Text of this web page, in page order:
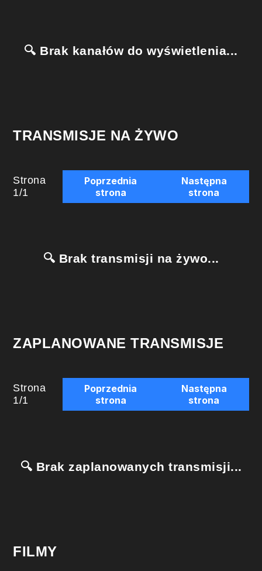
🔍 Brak kanałów do wyświetlenia...
TRANSMISJE NA ŻYWO
Strona
1/1
Poprzednia
strona
Następna
strona
🔍 Brak transmisji na żywo...
ZAPLANOWANE TRANSMISJE
Strona
1/1
Poprzednia
strona
Następna
strona
🔍 Brak zaplanowanych transmisji...
FILMY